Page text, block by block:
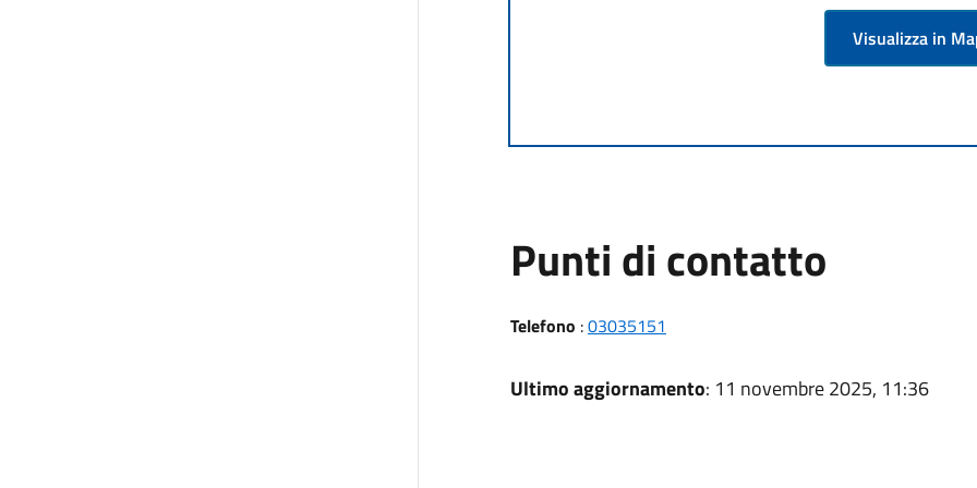
Visualizza in
Punti di contatto
Telefono :03035151
Ultimo aggiornamento: 11 novembre 2025, 11:36